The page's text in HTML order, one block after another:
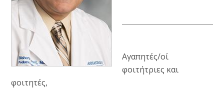
Αγαπητές/οί
φοιτήτριες και
φοιτητές,